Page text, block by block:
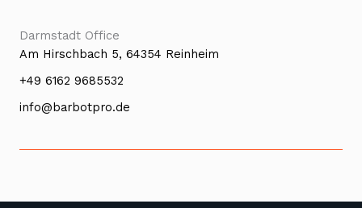
Darmstadt Office
Am Hirschbach 5, 64354 Reinheim
+49 6162 9685532
info@barbotpro.de